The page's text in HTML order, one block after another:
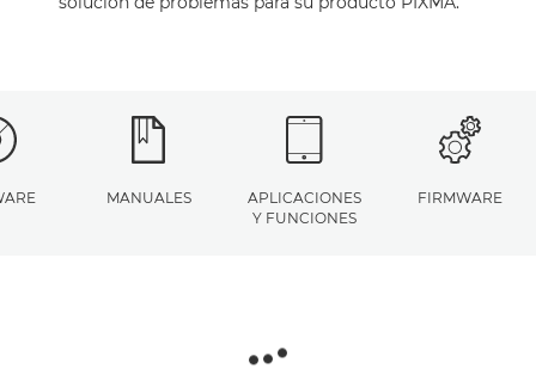
MANUALES
APLICACIONES
Y FUNCIONES
FIRMWARE